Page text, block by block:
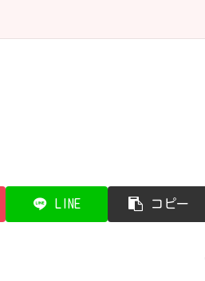
LINE コピー